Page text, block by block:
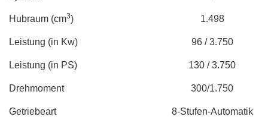
Hubraum (cm3) 1.498
Leistung (in Kw) 96 / 3.750
Leistung (in PS) 130 / 3.750
Drehmoment 300/1.750
Getriebeart 8-Stufen-Automatik